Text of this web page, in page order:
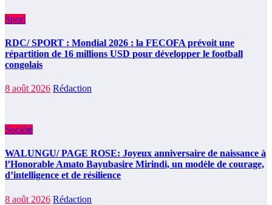
Sport
RDC/ SPORT : Mondial 2026 : la FECOFA prévoit une
répartition de 16 millions USD pour développer le football
congolais
8 août 2026 Rédaction
Société
WALUNGU/ PAGE ROSE: Joyeux anniversaire de naissance à
l’Honorable Amato Bayubasire Mirindi, un modèle de courage,
d’intelligence et de résilience
8 août 2026 Rédaction